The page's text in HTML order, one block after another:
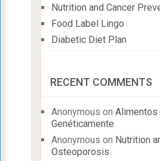
Nutrition and Cancer
Food Label Lingo
Diabetic Diet Plan
RECENT COMMENTS
Anonymous on
Genéticamente
Anonymous on Nutrition
Osteoporosis